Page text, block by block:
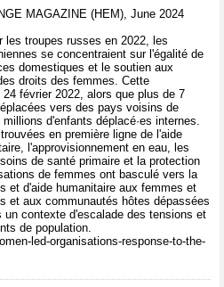
MAGAZINE (HEM), June 2024
les troupes russes en 2022, les
se concentraient sur l'égalité de
domestiques et le soutien aux
droits des femmes. Cette
février 2022, alors que plus de 7
vers des pays voisins de
d'enfants déplacé·es internes.
en première ligne de l'aide
l'approvisionnement en eau, les
de santé primaire et la protection
de femmes ont basculé vers la
et d'aide humanitaire aux femmes et
et aux communautés hôtes dépassées
un contexte d'escalade des tensions et
de population.
led-organisations-response-to-the-